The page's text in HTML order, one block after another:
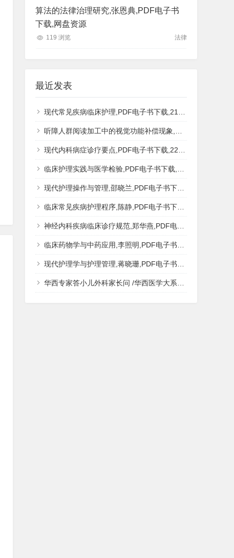
算法的法律治理研究,张恩典,PDF电子书
下载,网盘资源
119 浏览 法律
最近发表
现代常见疾病临床护理,PDF电子书下载,217MB,网盘资源
听障人群阅读加工中的视觉功能补偿现象,秦钊,PDF电子书下载,网盘资源
现代内科病症诊疗要点,PDF电子书下载,223MB,网盘资源
临床护理实践与医学检验,PDF电子书下载,193MB,网盘资源
现代护理操作与管理,邵晓兰,PDF电子书下载,242MB,网盘资源
临床常见疾病护理程序,陈静,PDF电子书下载,185MB,网盘资源
神经内科疾病临床诊疗规范,郑华燕,PDF电子书下载,188MB,网盘资源
临床药物学与中药应用,李照明,PDF电子书下载,202MB,网盘资源
现代护理学与护理管理,蒋晓珊,PDF电子书下载,223MB,网盘资源
华西专家答小儿外科家长问 /华西医学大系?医学科普,PDF电子书网盘下载